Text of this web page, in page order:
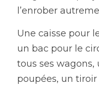
l’enrober
Une caisse pour
un bac pour le
tous ses
poupées, un tiroir